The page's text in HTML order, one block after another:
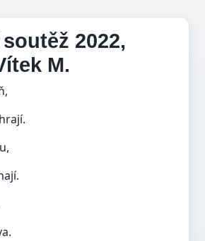
2022,
M.